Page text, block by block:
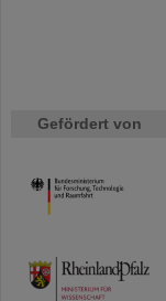
Gefördert von
HMWK
TMWWDG